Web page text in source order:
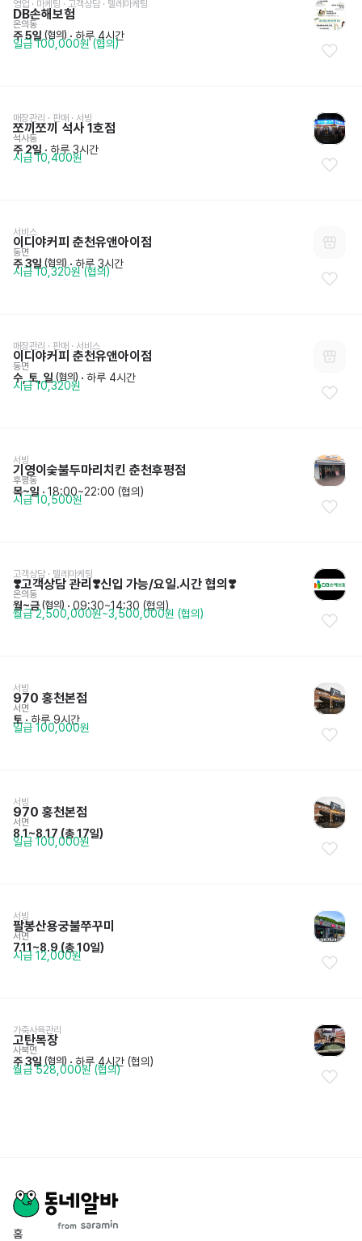
영업 · 마케팅 · 고객상담 · 텔레마케팅
DB손해보험
온의동
주 5일 (협의) · 하루 4시간
일급 100,000원 (협의)
매장관리 · 판매 · 서빙
쪼끼쪼끼 석사 1호점
석사동
주 2일 · 하루 3시간
시급 10,400원
서비스
이디야커피 춘천유앤아이점
동면
주 3일 (협의) · 하루 3시간
시급 10,320원 (협의)
매장관리 · 판매 · 서비스
이디야커피 춘천유앤아이점
동면
수, 토, 일 (협의) · 하루 4시간
시급 10,320원
서빙
기영이숯불두마리치킨 춘천후평점
후평동
목~일 · 18:00~22:00 (협의)
시급 10,500원
고객상담 · 텔레마케팅
❣️고객상담 관리❣️신입 가능/요일.시간 협의❣️
온의동
월~금 (협의) · 09:30~14:30 (협의)
월급 2,500,000원~3,500,000원 (협의)
서빙
970 홍천본점
서면
토 · 하루 9시간
일급 100,000원
서빙
970 홍천본점
서면
8.1~8.17 (총 17일)
일급 100,000원
서빙
팔봉산용궁불쭈꾸미
서면
7.11~8.9 (총 10일)
시급 12,000원
가축사육관리
고탄목장
사북면
주 3일 (협의) · 하루 4시간 (협의)
월급 528,000원 (협의)
홈